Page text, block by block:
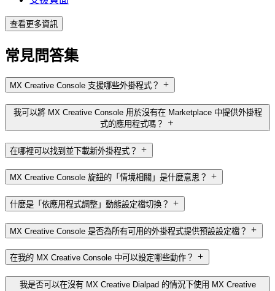
查看更多資訊
常見問答集
MX Creative Console 支援哪些外掛程式？
我可以將 MX Creative Console 用於沒有在 Marketplace 中提供外掛程
式的應用程式嗎？
在哪裡可以找到並下載新外掛程式？
MX Creative Console 旋鈕的「情境相關」是什麼意思？
什麼是「依應用程式調整」動態設定檔切換？
MX Creative Console 是否為所有可用的外掛程式提供預設設定檔？
在我的 MX Creative Console 中可以設定哪些動作？
我是否可以在沒有 MX Creative Dialpad 的情況下使用 MX Creative